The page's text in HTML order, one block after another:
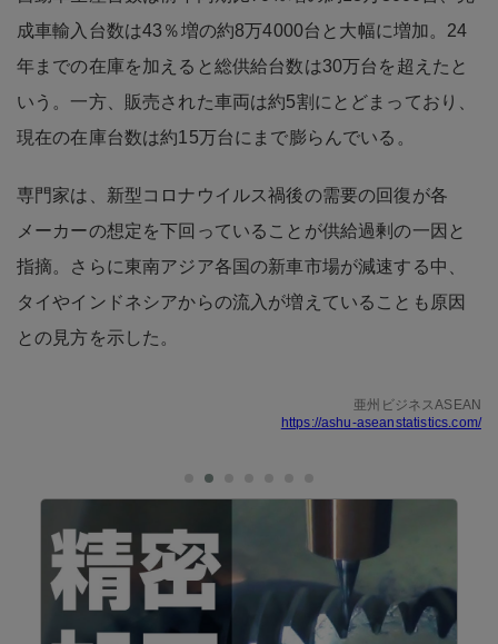
成車輸入台数は43％増の約8万4000台と大幅に増加。24
年までの在庫を加えると総供給台数は30万台を超えたと
いう。一方、販売された車両は約5割にとどまっており、
現在の在庫台数は約15万台にまで膨らんでいる。
専門家は、新型コロナウイルス禍後の需要の回復が各
メーカーの想定を下回っていることが供給過剰の一因と
指摘。さらに東南アジア各国の新車市場が減速する中、
タイやインドネシアからの流入が増えていることも原因
との見方を示した。
亜州ビジネスASEAN
https://ashu-aseanstatistics.com/